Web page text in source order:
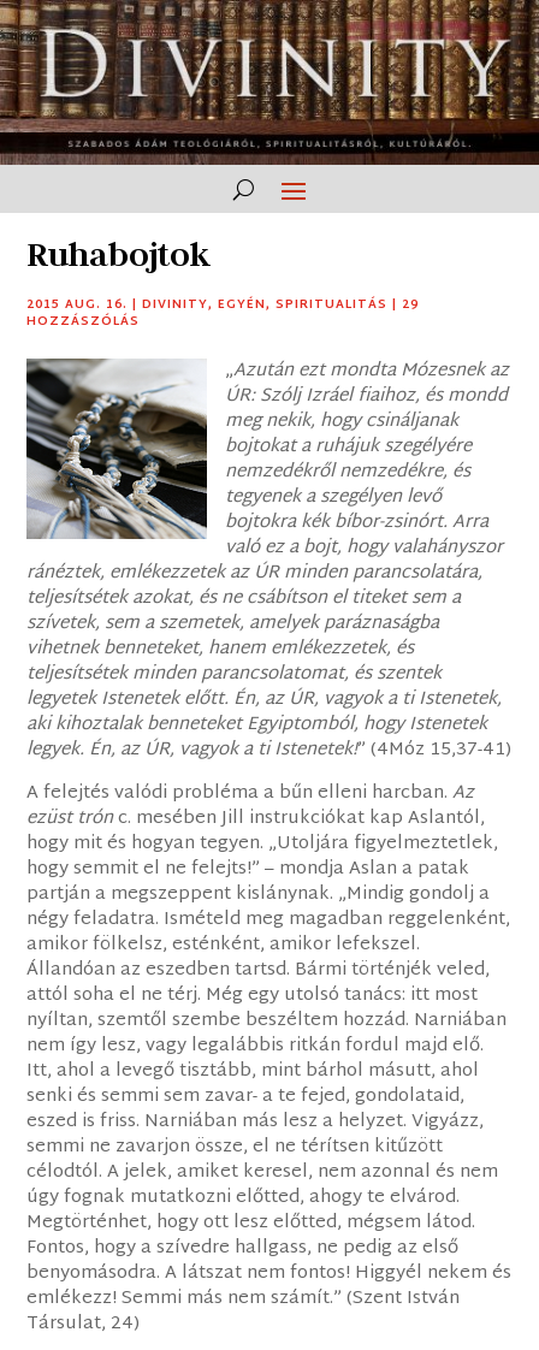
Ruhabojtok
2015 AUG. 16. |DIVINITY,EGYÉN,SPIRITUALITÁS | 29
HOZZÁSZÓLÁS
„Azután ezt mondta Mózesnek az
ÚR: Szólj Izráel fiaihoz, és mondd
meg nekik, hogy csináljanak
bojtokat a ruhájuk szegélyére
nemzedékről nemzedékre, és
tegyenek a szegélyen levő
bojtokra kék bíbor-zsinórt. Arra
való ez a bojt, hogy valahányszor
ránéztek, emlékezzetek az ÚR minden parancsolatára,
teljesítsétek azokat, és ne csábítson el titeket sem a
szívetek, sem a szemetek, amelyek paráznaságba
vihetnek benneteket, hanem emlékezzetek, és
teljesítsétek minden parancsolatomat, és szentek
legyetek Istenetek előtt. Én, az ÚR, vagyok a ti Istenetek,
aki kihoztalak benneteket Egyiptomból, hogy Istenetek
legyek. Én, az ÚR, vagyok a ti Istenetek!” (4Móz 15,37-41)
A felejtés valódi probléma a bűn elleni harcban.Az
ezüst trónc. mesében Jill instrukciókat kap Aslantól,
hogy mit és hogyan tegyen. „Utoljára figyelmeztetlek,
hogy semmit el ne felejts!” – mondja Aslan a patak
partján a megszeppent kislánynak. „Mindig gondolj a
négy feladatra. Ismételd meg magadban reggelenként,
amikor fölkelsz, esténként, amikor lefekszel.
Állandóan az eszedben tartsd. Bármi történjék veled,
attól soha el ne térj. Még egy utolsó tanács: itt most
nyíltan, szemtől szembe beszéltem hozzád. Narniában
nem így lesz, vagy legalábbis ritkán fordul majd elő.
Itt, ahol a levegő tisztább, mint bárhol másutt, ahol
senki és semmi sem zavar- a te fejed, gondolataid,
eszed is friss. Narniában más lesz a helyzet. Vigyázz,
semmi ne zavarjon össze, el ne térítsen kitűzött
célodtól. A jelek, amiket keresel, nem azonnal és nem
úgy fognak mutatkozni előtted, ahogy te elvárod.
Megtörténhet, hogy ott lesz előtted, mégsem látod.
Fontos, hogy a szívedre hallgass, ne pedig az első
benyomásodra. A látszat nem fontos! Higgyél nekem és
emlékezz! Semmi más nem számít.” (Szent István
Társulat, 24)